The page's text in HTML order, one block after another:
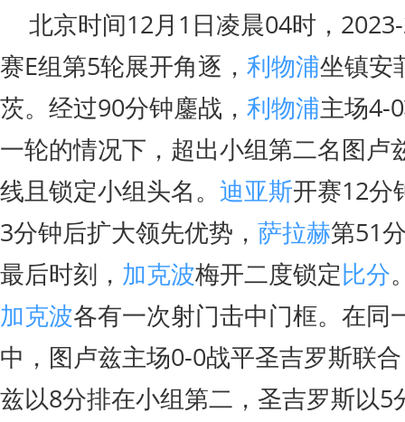
北京时间12月1日凌晨04时，
赛E组第5轮展开角逐， 利物浦坐镇安
茨。经过90分钟鏖战， 利物浦主场4-
一轮的情况下，超出小组第二名图卢
线且锁定小组头名。 迪亚斯开赛12分
3分钟后扩大领先优势， 萨拉赫第51
最后时刻， 加克波梅开二度锁定比分
加克波各有一次射门击中门框。在同
中，图卢兹主场0-0战平圣吉罗斯联
兹以8分排在小组第二，圣吉罗斯以5